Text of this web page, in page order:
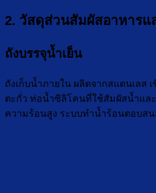
2. วัสดุส่วนสัมผัสอาหารแ
ถังบรรจุน้ำเย็น
ถังเก็บน้ำภายใน ผลิตจากสแตนเลส
ตะกั่ว ท่อน้ำซิลิโคนที่ใช้สัมผัสน้ำแล
ความร้อนสูง ระบบทำน้ำร้อนตอบสน